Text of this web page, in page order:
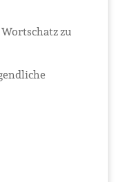
zu